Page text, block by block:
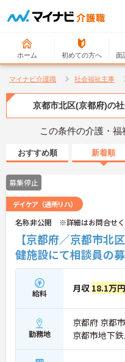
ホーム 初めての方へ 面
マイナビ介護職 社会福祉主事
京都市北区(京都府)の
この条件の介護・福
おすすめ順 新着順
募集停止
デイケア（通所リハ）
名称非公開 ※詳細はお問合せ
【京都府／京都市
健施設にて相談員の
給料 月収 18.1万
勤務地
京都府 京都
京都市地下